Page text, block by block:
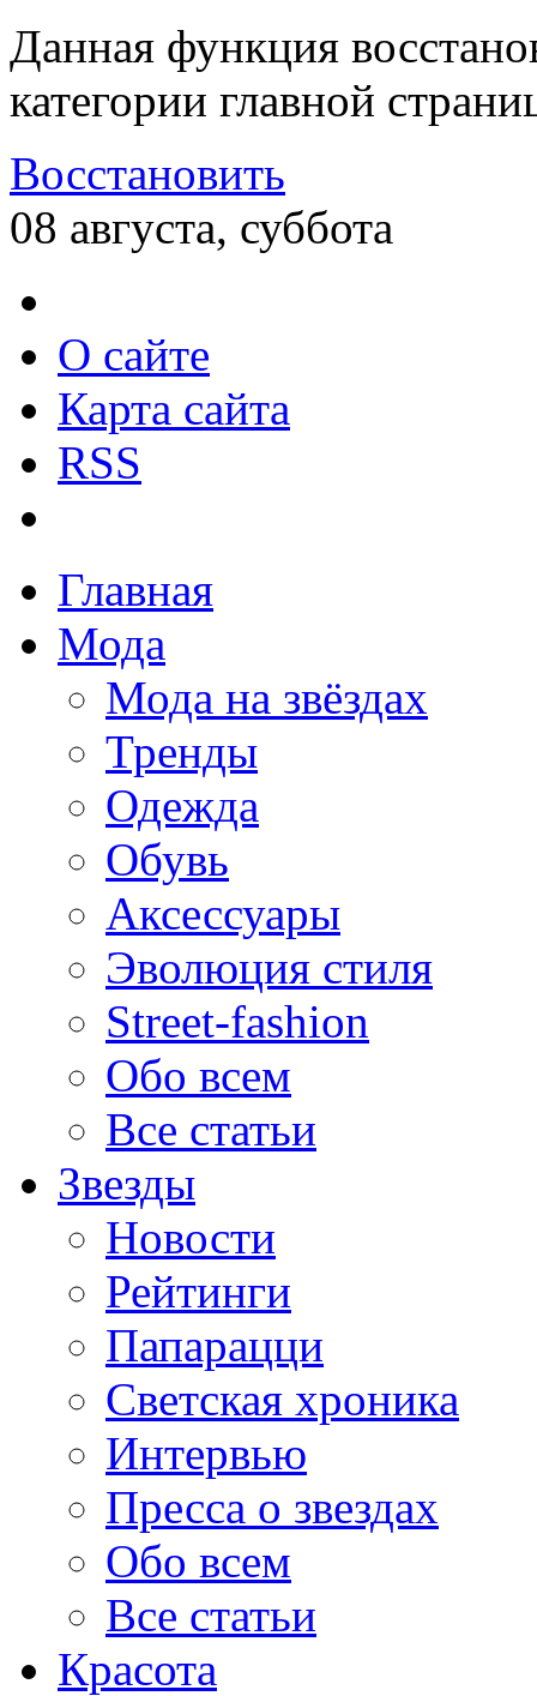
Данная функция
категории главной
Восстановить
08 августа, суббота
О сайте
Карта сайта
RSS
Главная
Мода
Мода на звёздах
Тренды
Одежда
Обувь
Аксессуары
Эволюция стиля
Street-fashion
Обо всем
Все статьи
Звезды
Новости
Рейтинги
Папарацци
Светская хроника
Интервью
Пресса о звездах
Обо всем
Все статьи
Красота